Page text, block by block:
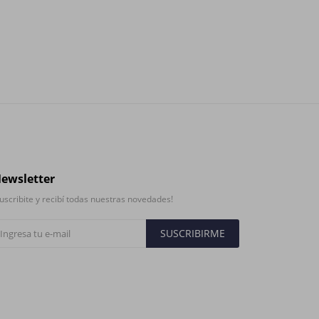
y recibí todas nuestras novedades!
SUSCRIBIRME